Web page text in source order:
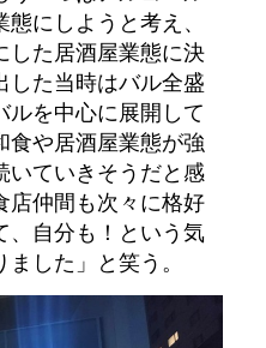
にしようと考え、
した居酒屋業態に決
した当時はバル全盛
ルを中心に展開して
食や居酒屋業態が強
いていきそうだと感
店仲間も次々に格好
、自分も！という気
した」と笑う。